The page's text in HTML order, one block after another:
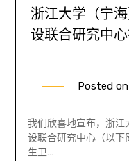
浙江大学（宁
设联合研究中
Posted on
我们欣喜地宣布，浙江
设联合研究中心（以下
生卫…